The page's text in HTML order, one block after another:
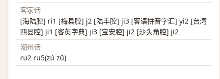
客家话
[海陆腔] ri1 [梅县腔] j2 [陆丰腔] ji3 [客语拼音字汇] yi2 [台湾
四县腔] ji1 [客英字典] ji3 [宝安腔] ji2 [沙头角腔] ji2
潮州话
ru2 ru5(zú zû)